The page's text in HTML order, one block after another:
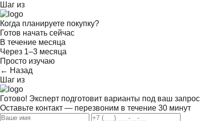
Шаг из
Когда планируете покупку?
Готов начать сейчас
В течение месяца
Через 1–3 месяца
Просто изучаю
← Назад
Шаг из
Готово! Эксперт подготовит варианты под ваш запрос
Оставьте контакт — перезвоним в течение 30 минут